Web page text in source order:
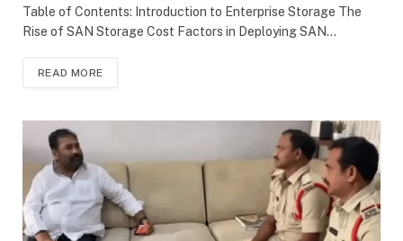
Table of Contents: Introduction to Enterprise Storage The
Rise of SAN Storage Cost Factors in Deploying SAN…
READ MORE